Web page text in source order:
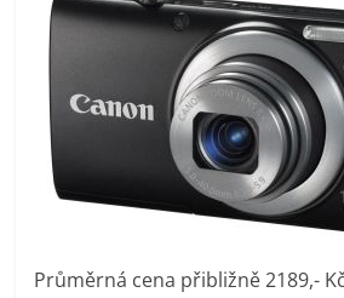
kávovary,
bazény
Nejlepší
elektronika
porovnání
Průměrná cena přibližně 2189,- Kč